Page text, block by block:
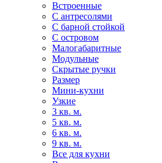
Встроенные
С антресолями
С барной стойкой
С островом
Малогабаритные
Модульные
Скрытые ручки
Размер
Мини-кухни
Узкие
3 кв. м.
5 кв. м.
6 кв. м.
9 кв. м.
Все для кухни